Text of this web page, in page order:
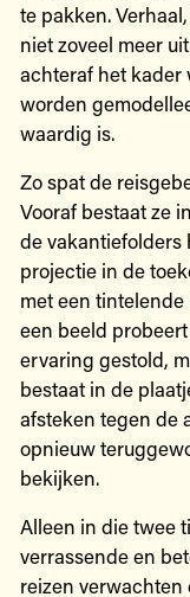
te pakken.
niet zoveel meer
achteraf het kader
worden
waardig is.
Zo spat de
Vooraf bestaat ze
de vakantiefolders
projectie in de
met een
een beeld
ervaring gestold,
bestaat in de
afsteken tegen de
opnieuw
bekijken.
Alleen in die twee
verrassende en
reizen